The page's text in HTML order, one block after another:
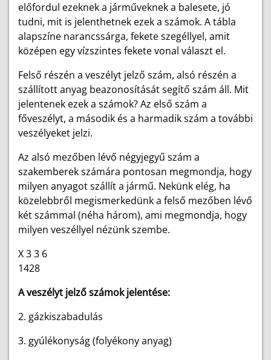
előfordul ezeknek a járműveknek a balesete, jó
tudni, mit is jelenthetnek ezek a számok. A tábla
alapszíne narancssárga, fekete szegéllyel, amit
középen egy vízszintes fekete vonal választ el.
Felső részén a veszélyt jelző szám, alsó részén a
szállított anyag beazonosítását segítő szám áll. Mit
jelentenek ezek a számok? Az első szám a
főveszélyt, a második és a harmadik szám a további
veszélyeket jelzi.
Az alsó mezőben lévő négyjegyű szám a
szakemberek számára pontosan megmondja, hogy
milyen anyagot szállít a jármű. Nekünk elég, ha
közelebbről megismerkedünk a felső mezőben lévő
két számmal (néha három), ami megmondja, hogy
milyen veszéllyel nézünk szembe.
X 3 3 6
1428
A veszélyt jelző számok jelentése:
2. gázkiszabadulás
3. gyúlékonyság (folyékony anyag)